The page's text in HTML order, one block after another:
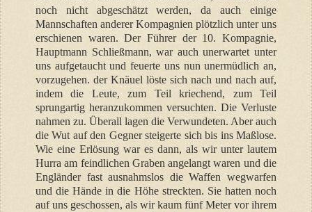
noch nicht abgeschätzt werden, da auch einige
Mannschaften anderer Kompagnien plötzlich unter uns
erschienen waren. Der Führer der 10. Kompagnie,
Hauptmann Schließmann, war auch unerwartet unter
uns aufgetaucht und feuerte uns nun unermüdlich an,
vorzugehen. der Knäuel löste sich nach und nach auf,
indem die Leute, zum Teil kriechend, zum Teil
sprungartig heranzukommen versuchten. Die Verluste
nahmen zu. Überall lagen die Verwundeten. Aber auch
die Wut auf den Gegner steigerte sich bis ins Maßlose.
Wie eine Erlösung war es dann, als wir unter lautem
Hurra am feindlichen Graben angelangt waren und die
Engländer fast ausnahmslos die Waffen wegwarfen
und die Hände in die Höhe streckten. Sie hatten noch
auf uns geschossen, als wir kaum fünf Meter vor ihrem